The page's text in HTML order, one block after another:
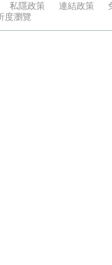
私隱政策 連結政策
度瀏覽